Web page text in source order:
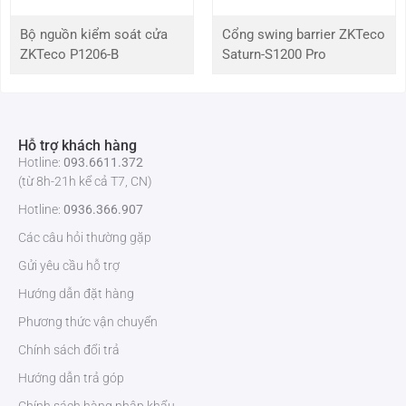
Kiểm soát hai chiều: Quản lý ra vào một cửa ở cả hai chiều.
Bộ nguồn kiểm soát cửa
ZKTeco P1206-B
Cổng swing barrier ZKTeco
Saturn-S1200 Pro
Hỗ trợ khách hàng
Hotline: 093.6611.372
(từ 8h-21h kể cả T7, CN)
Hotline: 0936.366.907
Các câu hỏi thường gặp
Gửi yêu cầu hỗ trợ
Hướng dẫn đặt hàng
Phương thức vận chuyển
Chính sách đổi trả
Hướng dẫn trả góp